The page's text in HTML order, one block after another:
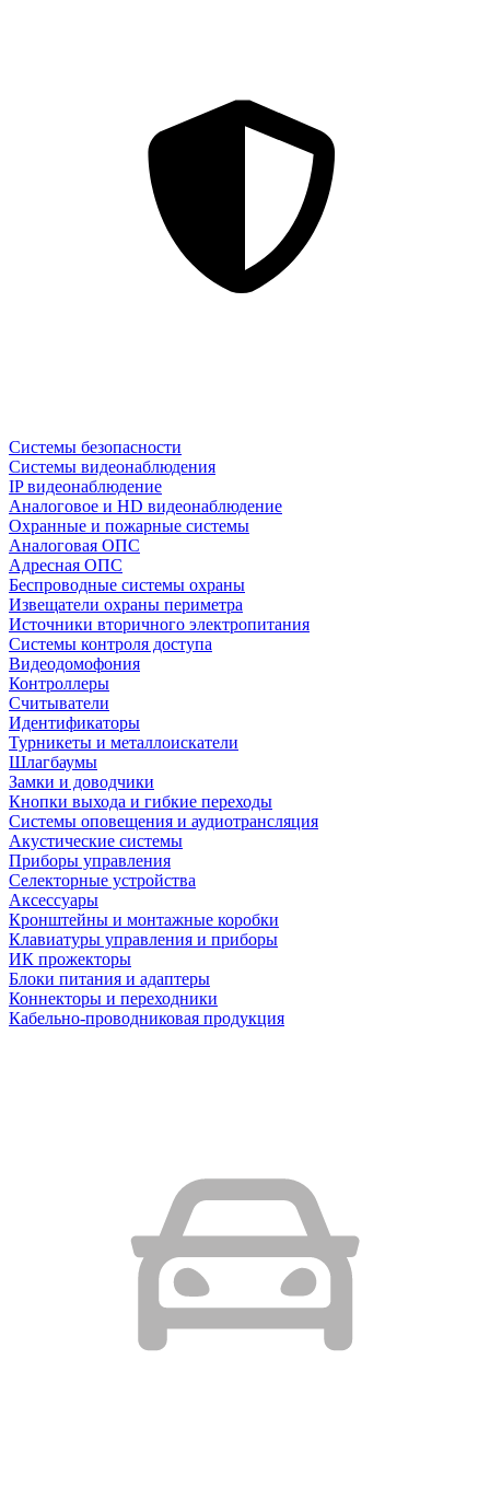
Системы безопасности
Системы видеонаблюдения
IP видеонаблюдение
Аналоговое и HD видеонаблюдение
Охранные и пожарные системы
Аналоговая ОПС
Адресная ОПС
Беспроводные системы охраны
Извещатели охраны периметра
Источники вторичного электропитания
Системы контроля доступа
Видеодомофония
Контроллеры
Считыватели
Идентификаторы
Турникеты и металлоискатели
Шлагбаумы
Замки и доводчики
Кнопки выхода и гибкие переходы
Системы оповещения и аудиотрансляция
Акустические системы
Приборы управления
Селекторные устройства
Аксессуары
Кронштейны и монтажные коробки
Клавиатуры управления и приборы
ИК прожекторы
Блоки питания и адаптеры
Коннекторы и переходники
Кабельно-проводниковая продукция